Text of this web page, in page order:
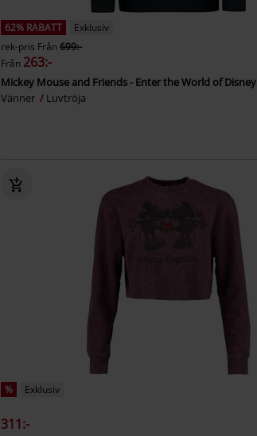
62% RABATT
Exklusiv
rek-pris Från699:-
Från 263:-
Mickey Mouse and Friends - Enter the World of Disney
Vänner
Luvtröja
% Exklusiv
311:-